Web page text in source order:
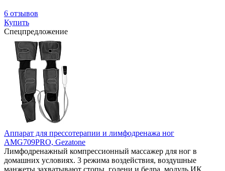
6 отзывов
Купить
Спецпредложение
Аппарат для прессотерапии и лимфодренажа ног
AMG709PRO, Gezatone
Лимфодренажный компрессионный массажер для ног в
домашних условиях. 3 режима воздействия, воздушные